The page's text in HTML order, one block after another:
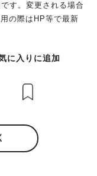
す。変更される場合
の際はHP等で最新
に入りに追加